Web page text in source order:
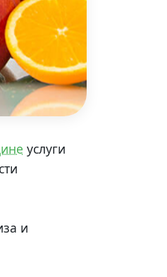
услуги
и